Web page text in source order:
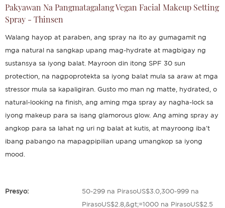
Pakyawan Na Pangmatagalang Vegan Facial Makeup Setting
Spray - Thinsen
Walang hayop at paraben, ang spray na ito ay gumagamit ng
mga natural na sangkap upang mag-hydrate at magbigay ng
sustansya sa iyong balat. Mayroon din itong SPF 30 sun
protection, na nagpoprotekta sa iyong balat mula sa araw at mga
stressor mula sa kapaligiran. Gusto mo man ng matte, hydrated, o
natural-looking na finish, ang aming mga spray ay nagha-lock sa
iyong makeup para sa isang glamorous glow. Ang aming spray ay
angkop para sa lahat ng uri ng balat at kutis, at mayroong iba't
ibang pabango na mapagpipilian upang umangkop sa iyong
mood.
Presyo: 50-299 na PirasoUS$3.0,300-999 na
PirasoUS$2.8,&gt;=1000 na PirasoUS$2.5